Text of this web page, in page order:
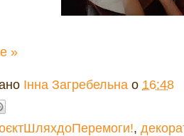
»
Інна Загребельна о 16:48
,